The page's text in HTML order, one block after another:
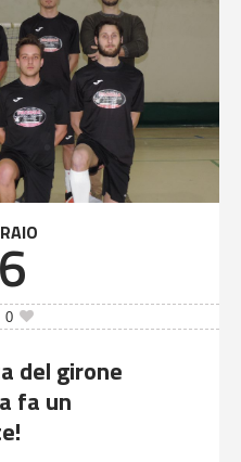
0
del girone
fa un